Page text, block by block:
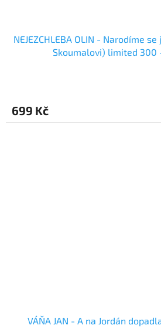
NEJEZCHLEBA OLIN - Narodíme
Skoumalovi) limited 300
699 Kč
VÁŇA JAN - A na Jordán